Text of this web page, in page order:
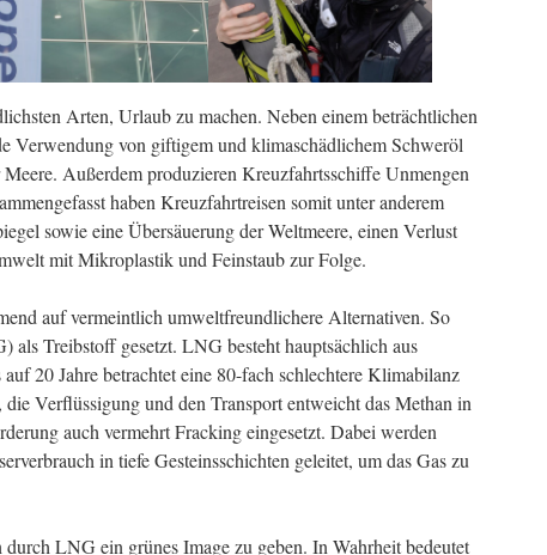
Arten, Urlaub zu machen. Neben einem beträchtlichen
Verwendung von giftigem und klimaschädlichem Schweröl
Außerdem produzieren Kreuzfahrtsschiffe Unmengen
haben Kreuzfahrtreisen somit unter anderem
sowie eine Übersäuerung der Weltmeere, einen Verlust
mit Mikroplastik und Feinstaub zur Folge.
auf vermeintlich umweltfreundlichere Alternativen. So
als Treibstoff gesetzt. LNG besteht hauptsächlich aus
20 Jahre betrachtet eine 80-fach schlechtere Klimabilanz
Verflüssigung und den Transport entweicht das Methan in
auch vermehrt Fracking eingesetzt. Dabei werden
in tiefe Gesteinsschichten geleitet, um das Gas zu
LNG ein grünes Image zu geben. In Wahrheit bedeutet